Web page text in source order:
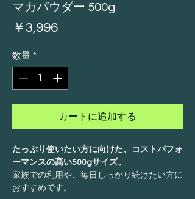
マカパウダー 500g
￥3,996価
数量 *
カートに追加する
たっぷり使いたい方に向けた、コストパフォ
ーマンスの高い500gサイズ。
家族での利用や、毎日しっかり続けたい方に
おすすめです。